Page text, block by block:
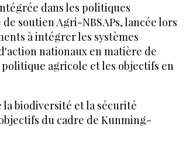
dans les politiques
soutien Agri-NBSAPs, lancée lors
à intégrer les systèmes
nationaux en matière de
agricole et les objectifs en
biodiversité et la sécurité
du cadre de Kunming-